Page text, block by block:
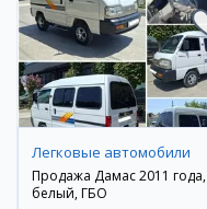
Легковые автомобили
Продажа Дамас 2011 года,
белый, ГБО